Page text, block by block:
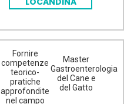
Master
Gastroenterologia
del Cane e
del Gatto
Fornire
competenze
teorico-
pratiche
approfondite
nel campo